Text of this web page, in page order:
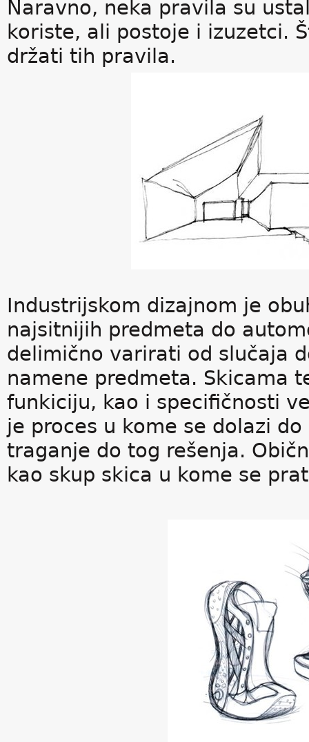
Naravno, neka pravila su
koriste, ali postoje i izuzetci.
držati tih pravila.
Industrijskom dizajnom je
najsitnijih predmeta do
delimično varirati od slučaja
namene predmeta. Skicama
funkiciju, kao i specifičnosti
je proces u kome se dolazi
traganje do tog rešenja.
kao skup skica u kome se